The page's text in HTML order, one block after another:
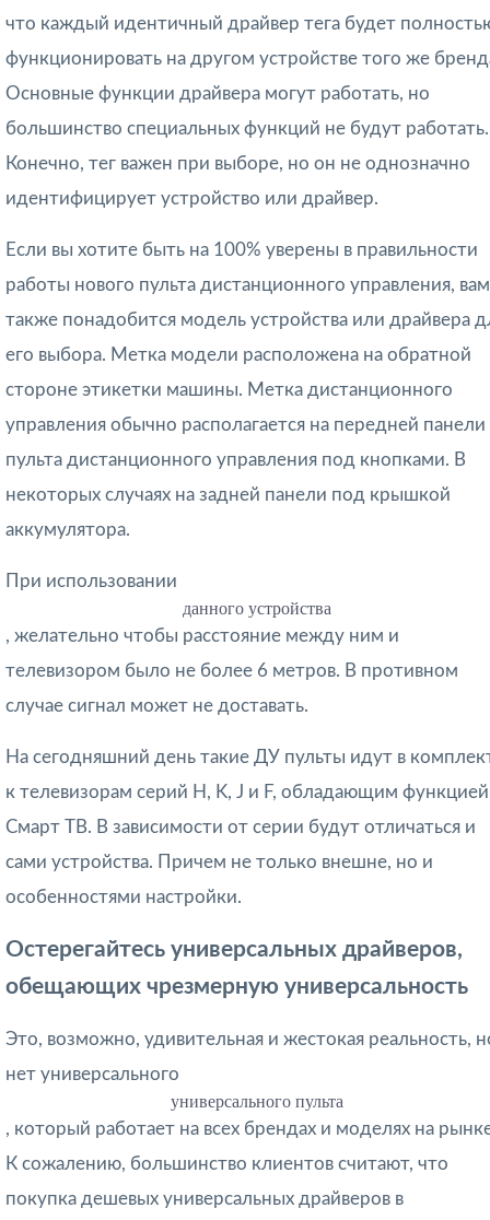
что каждый идентичный драйвер тега будет
функционировать на другом устройстве того же
Основные функции драйвера могут работать, но
большинство специальных функций не будут работать.
Конечно, тег важен при выборе, но он не однозначно
идентифицирует устройство или драйвер.
Если вы хотите быть на 100% уверены в правильности
работы нового пульта дистанционного управления, вам
также понадобится модель устройства или драйвера
его выбора. Метка модели расположена на обратной
стороне этикетки машины. Метка дистанционного
управления обычно располагается на передней панели
пульта дистанционного управления под кнопками. В
некоторых случаях на задней панели под крышкой
аккумулятора.
При использовании
данного устройства
, желательно чтобы расстояние между ним и
телевизором было не более 6 метров. В противном
случае сигнал может не доставать.
На сегодняшний день такие ДУ пульты идут в
к телевизорам серий H, K, J и F, обладающим функцией
Смарт ТВ. В зависимости от серии будут отличаться и
сами устройства. Причем не только внешне, но и
особенностями настройки.
Остерегайтесь универсальных драйверов,
обещающих чрезмерную универсальность
Это, возможно, удивительная и жестокая реальность,
нет универсального
универсального пульта
, который работает на всех брендах и моделях на
К сожалению, большинство клиентов считают, что
покупка дешевых универсальных драйверов в